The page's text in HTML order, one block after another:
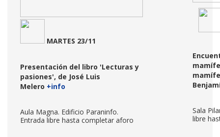
MARTES 23/11
Presentación del libro 'Lecturas y
pasiones', de José Luis
Melero +info
Aula Magna. Edificio Paraninfo.
Entrada libre hasta completar aforo
Sala
libre